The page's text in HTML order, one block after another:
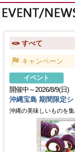
すべて
キャンペーン
イベント
開催中～2026/8/9(日)
沖縄宝島 期間限定
沖縄の美味しいものを